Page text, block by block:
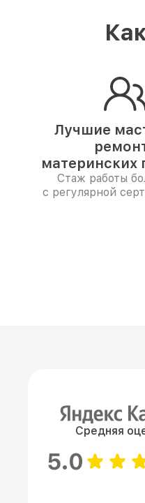
Лучшие
материнских
Стаж работы
с регулярной
Средняя
5.0